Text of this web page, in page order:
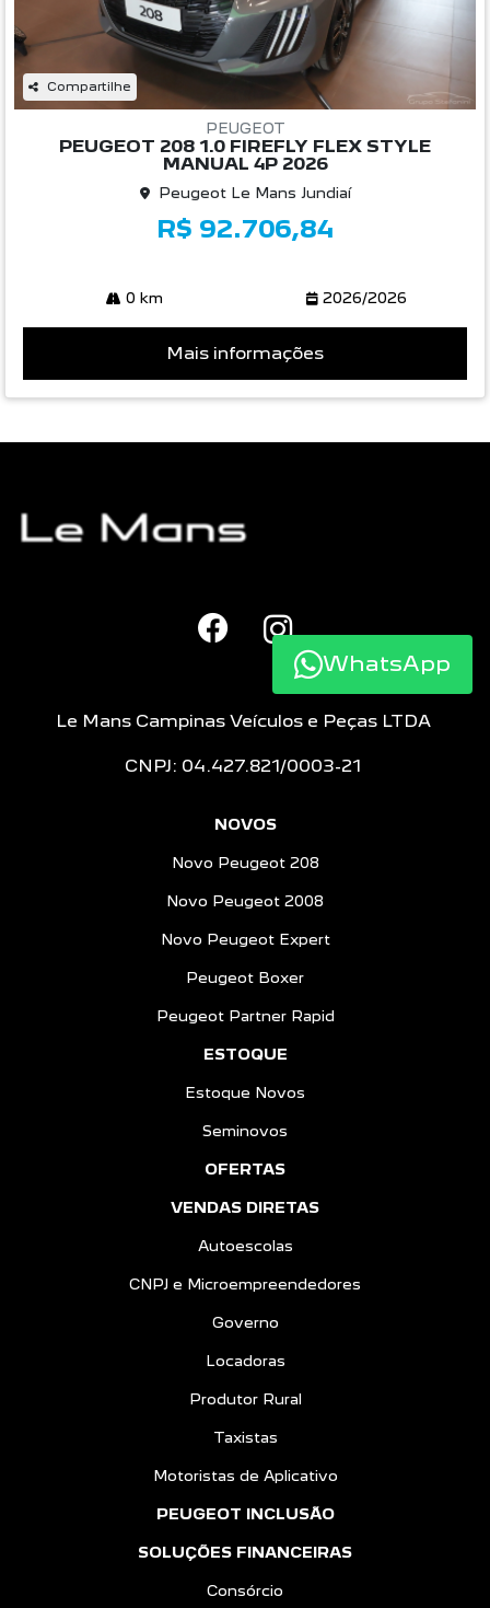
Compartilhe
PEUGEOT
PEUGEOT 208 1.0 FIREFLY FLEX STYLE
MANUAL 4P 2026
Peugeot Le Mans Jundiaí
R$ 92.706,84
0 km 2026/2026
Mais informações
Le Mans Campinas Veículos e Peças LTDA
CNPJ: 04.427.821/0003-21
NOVOS
Novo Peugeot 208
Novo Peugeot 2008
Novo Peugeot Expert
Peugeot Boxer
Peugeot Partner Rapid
ESTOQUE
Estoque Novos
Seminovos
OFERTAS
VENDAS DIRETAS
Autoescolas
CNPJ e Microempreendedores
Governo
Locadoras
Produtor Rural
Taxistas
Motoristas de Aplicativo
PEUGEOT INCLUSÃO
SOLUÇÕES FINANCEIRAS
Consórcio
WhatsApp